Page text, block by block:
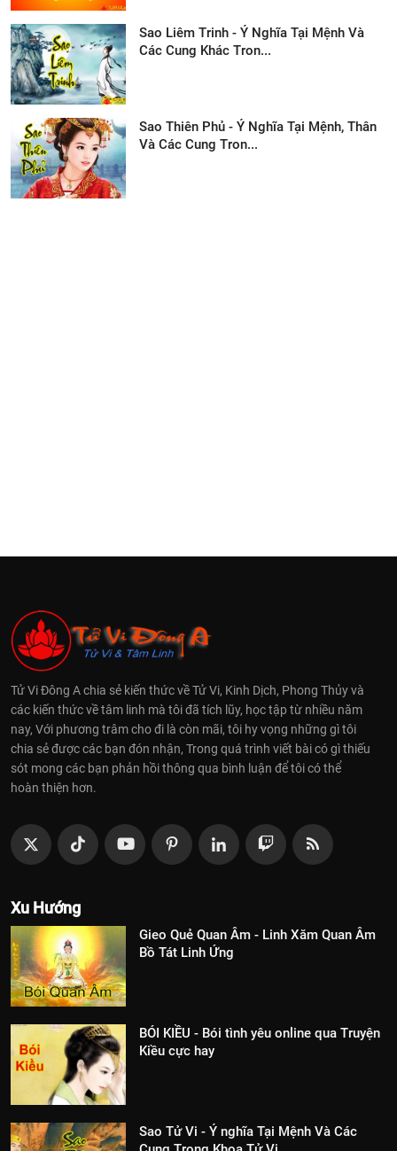
Sao Liêm Trinh - Ý Nghĩa Tại Mệnh Và
Các Cung Khác Tron...
Sao Thiên Phủ - Ý Nghĩa Tại Mệnh, Thân
Và Các Cung Tron...
Tử Vi Đông A chia sẻ kiến thức về Tử Vi, Kinh Dịch, Phong Thủy và
các kiến thức về tâm linh mà tôi đã tích lũy, học tập từ nhiều năm
nay, Với phương trâm cho đi là còn mãi, tôi hy vọng những gì tôi
chia sẻ được các bạn đón nhận, Trong quá trình viết bài có gì thiếu
sót mong các bạn phản hồi thông qua bình luận để tôi có thể
hoàn thiện hơn.
Xu Hướng
Gieo Quẻ Quan Âm - Linh Xăm Quan Âm
Bồ Tát Linh Ứng
BÓI KIỀU - Bói tình yêu online qua Truyện
Kiều cực hay
Sao Tử Vi - Ý nghĩa Tại Mệnh Và Các